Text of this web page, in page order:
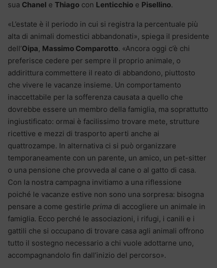
sua Chanel e Thiago con Lenticchio e Pisellino.
«L’estate è il periodo in cui si registra la percentuale più
alta di animali domestici abbandonati», spiega il presidente
dell’Oipa, Massimo Comparotto. «Ancora oggi c’è chi
preferisce cedere per sempre il proprio animale, o
addirittura commettere il reato di abbandono, piuttosto
che vivere le vacanze insieme. Un comportamento
inaccettabile per la sofferenza causata a quello che
dovrebbe essere un membro della famiglia, ma soprattutto
ingiustificato: ormai è facilissimo trovare mete, strutture
ricettive e mezzi di trasporto aperti anche ai
quattrozampe. In alternativa ci si può organizzare
temporaneamente con un parente, un amico, un pet-sitter
o una pensione che provveda al cane o al gatto di casa.
Con la nostra campagna invitiamo a una riflessione
poiché le vacanze estive non sono una sorpresa: bisogna
pensare a come gestirle prima di accogliere un animale in
famiglia. Ecco perché le associazioni, i rifugi, i canili e i
gattili che si occupano di trovare casa agli animali offrono
tutto il sostegno necessario a chi vuole adottarne uno,
accompagnandolo fin dall’inizio del percorso».